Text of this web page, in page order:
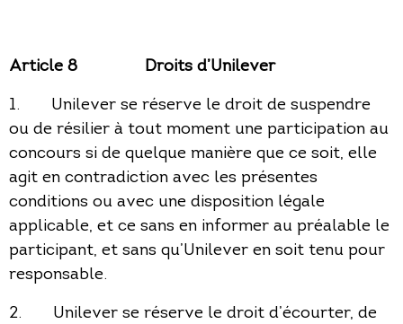
Article 8
Droits d’Unilever
1. Unilever se réserve le droit de suspendre
ou de résilier à tout moment une participation au
concours si de quelque manière que ce soit, elle
agit en contradiction avec les présentes
conditions ou avec une disposition légale
applicable, et ce sans en informer au préalable le
participant, et sans qu’Unilever en soit tenu pour
responsable.
2. Unilever se réserve le droit d’écourter, de